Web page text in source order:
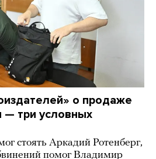
о продаже
— три условных
стоять Аркадий Ротенберг,
помог Владимир